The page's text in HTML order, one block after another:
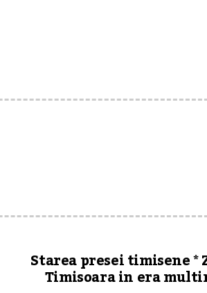
Starea presei timisene
Timisoara in era